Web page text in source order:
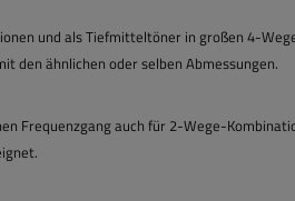
und als Tiefmitteltöner in großen 4-
den ähnlichen oder selben Abmessungen.
Frequenzgang auch für 2-Wege-